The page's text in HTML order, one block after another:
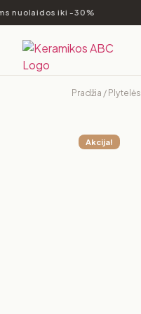
iki -30%
Pradžia /
Akcija!